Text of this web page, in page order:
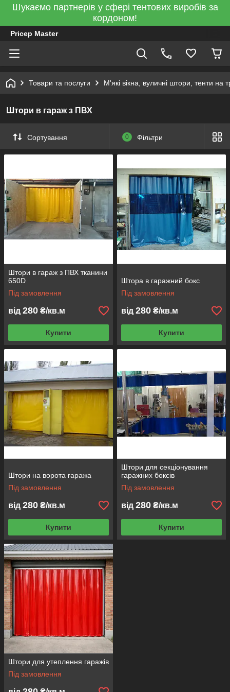
Шукаємо партнерів у сфері тентових виробів за
кордоном!
Pricep Master
Товари та послуги М'які вікна, вуличні штори, тенти на
Штори в гараж з ПВХ
Сортування 0 Фільтри
Штори в гараж з ПВХ тканини
650D
Під замовлення
від 280 ₴/кв.м
Купити
Штора в гаражний бокс
Під замовлення
від 280 ₴/кв.м
Купити
Штори на ворота гаража
Під замовлення
від 280 ₴/кв.м
Купити
Штори для секціонування
гаражних боксів
Під замовлення
від 280 ₴/кв.м
Купити
Штори для утеплення гаражів
Під замовлення